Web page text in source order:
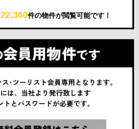
22,360件の物件が閲覧可能です！